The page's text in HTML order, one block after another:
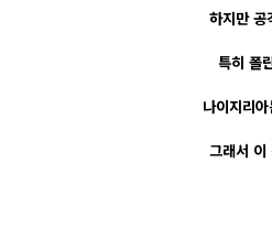
하지만 공
특히 폴
나이지리
그래서 이